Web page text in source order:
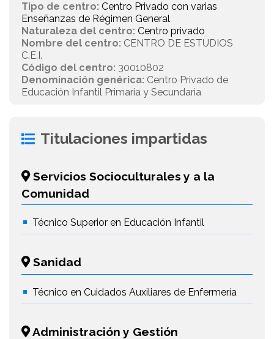
Tipo de centro: Centro Privado con varias
Enseñanzas de Régimen General
Naturaleza del centro: Centro privado
Nombre del centro: CENTRO DE ESTUDIOS
C.E.I.
Código del centro: 30010802
Denominación genérica: Centro Privado de
Educación Infantil Primaria y Secundaria
Titulaciones impartidas
Servicios Socioculturales y a la
Comunidad
Técnico Superior en Educación Infantil
Sanidad
Técnico en Cuidados Auxiliares de Enfermería
Administración y Gestión